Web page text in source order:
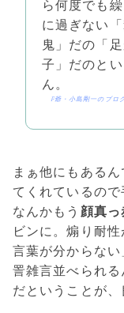
ら何度でも
に過ぎない
鬼」だの「
子」だのと
ん。
F爺・小島剛一のブロ
まぁ他にもある
てくれているので
なんかもう 顔真
ビンに。煽り耐
言葉が分からな
詈雑言並べられ
だということが、